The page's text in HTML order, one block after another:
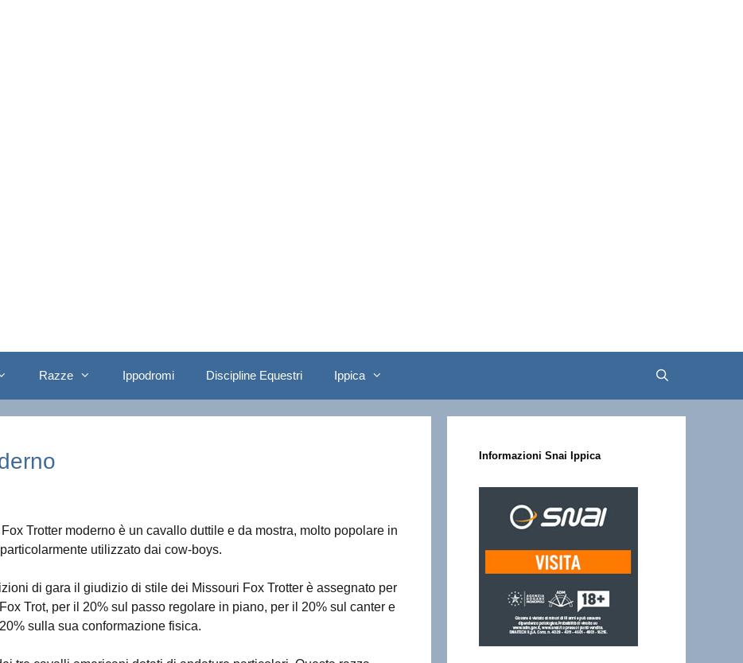
Razze Ippodromi Discipline Equestri Ippica
Fox Trotter moderno è un cavallo duttile e da mostra, molto popolare in
utilizzato dai cow-boys.
di gara il giudizio di stile dei Missouri Fox Trotter è assegnato per
Trot, per il 20% sul passo regolare in piano, per il 20% sul canter e
sulla sua conformazione fisica.
Informazioni Snai Ippica